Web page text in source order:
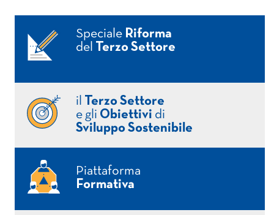
Speciale Riforma
del
Terzo Settore
il
Terzo Settore
e gli Obiettivi di
Sviluppo Sostenibile
Piattaforma
Formativa